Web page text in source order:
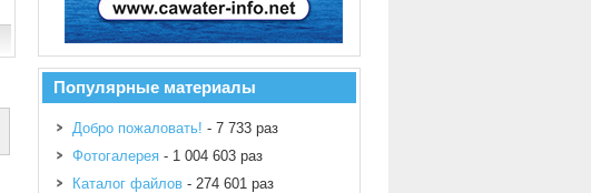
Популярные материалы
Добро пожаловать! - 7 733 раз
Фотогалерея - 1 004 603 раз
Каталог файлов - 274 601 раз